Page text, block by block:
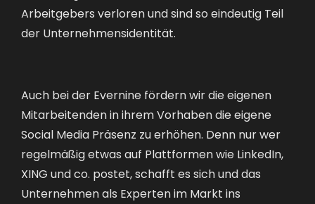
Arbeitgebers verloren und sind so eindeutig Teil
der Unternehmensidentität.
Auch bei der Evernine fördern wir die eigenen
Mitarbeitenden in ihrem Vorhaben die eigene
Social Media Präsenz zu erhöhen. Denn nur wer
regelmäßig etwas auf Plattformen wie LinkedIn,
XING und co. postet, schafft es sich und das
Unternehmen als Experten im Markt ins